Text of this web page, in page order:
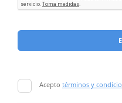
Acepto términos y